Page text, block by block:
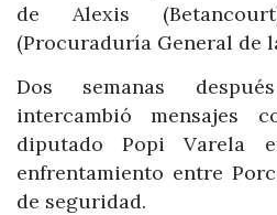
de Alexis
(Procuraduría General de
Dos semanas
intercambió mensajes
diputado Popi Varela
enfrentamiento entre
de seguridad.